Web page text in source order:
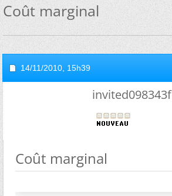
Coût marginal
14/11/2010, 15h39
invited098343f
Coût marginal